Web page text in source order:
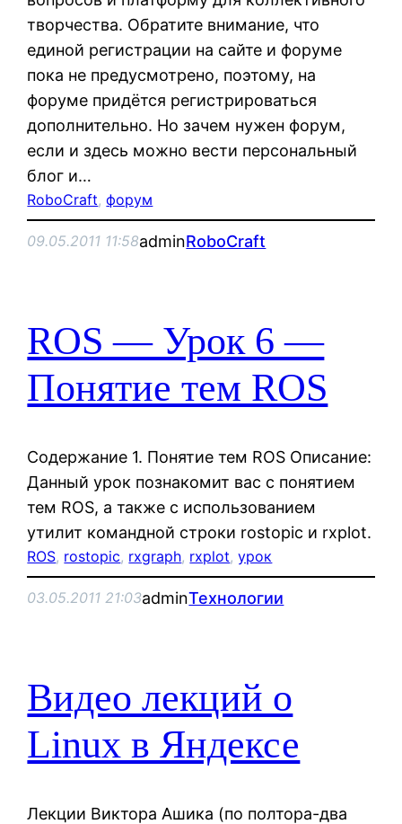
творчества. Обратите внимание, что
единой регистрации на сайте и форуме
пока не предусмотрено, поэтому, на
форуме придётся регистрироваться
дополнительно. Но зачем нужен форум,
если и здесь можно вести персональный
блог и…
RoboCraft, форум
09.05.2011 11:58adminRoboCraft
ROS — Урок 6 —
Понятие тем ROS
Содержание 1. Понятие тем ROS Описание:
Данный урок познакомит вас с понятием
тем ROS, а также c использованием
утилит командной строки rostopic и rxplot.
ROS, rostopic, rxgraph, rxplot, урок
03.05.2011 21:03adminТехнологии
Видео лекций о
Linux в Яндексе
Лекции Виктора Ашика (по полтора-два